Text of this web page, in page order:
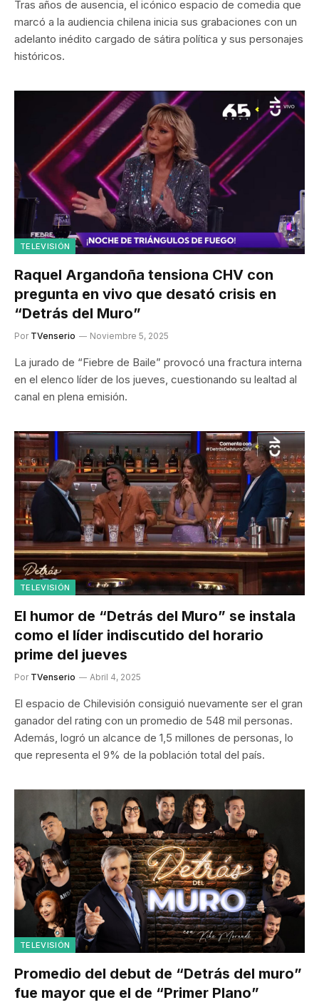
Tras años de ausencia, el icónico espacio de comedia que
marcó a la audiencia chilena inicia sus grabaciones con un
adelanto inédito cargado de sátira política y sus personajes
históricos.
TELEVISIÓN
Raquel Argandoña tensiona CHV con
pregunta en vivo que desató crisis en
“Detrás del Muro”
Por TVenserio Noviembre 5, 2025
La jurado de “Fiebre de Baile” provocó una fractura interna
en el elenco líder de los jueves, cuestionando su lealtad al
canal en plena emisión.
TELEVISIÓN
El humor de “Detrás del Muro” se instala
como el líder indiscutido del horario
prime del jueves
Por TVenserio Abril 4, 2025
El espacio de Chilevisión consiguió nuevamente ser el gran
ganador del rating con un promedio de 548 mil personas.
Además, logró un alcance de 1,5 millones de personas, lo
que representa el 9% de la población total del país.
TELEVISIÓN
Promedio del debut de “Detrás del muro”
fue mayor que el de “Primer Plano”